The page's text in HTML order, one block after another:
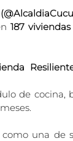
187
de
una de